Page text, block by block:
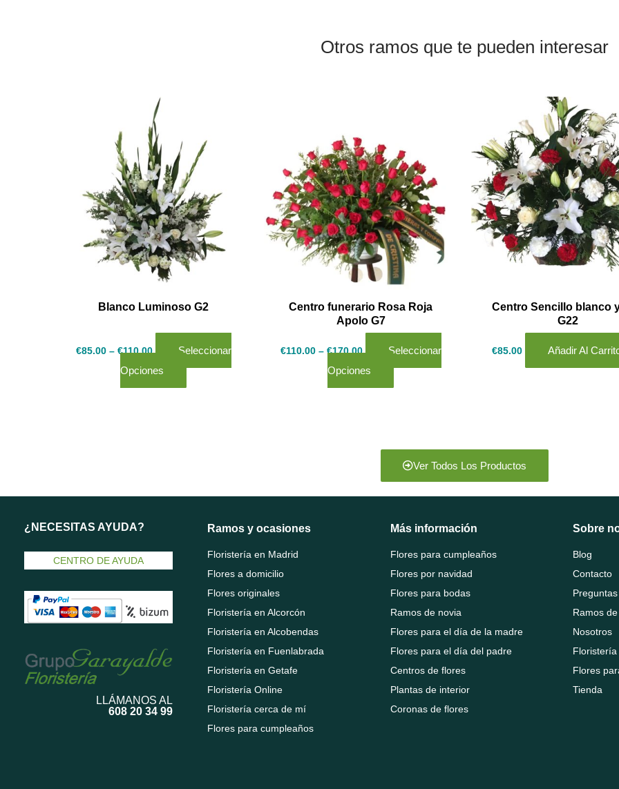
Otros ramos que te pueden interesar
Blanco Luminoso G2
€85.00– €110.00
Seleccionar
Opciones
tiene
múltiples
variantes.
Las
opciones
se
pueden
en
página
de
producto
Centro funerario Rosa Roja
Apolo G7
€110.00– €170.00
Seleccionar
Opciones
múltiples
variantes.
Las
opciones
se
pueden
elegir
en
página
de
producto
Centro Sencillo blanco
G22
€85.00 Añadir Al
Ver Todos Los Productos
¿NECESITAS AYUDA?
CENTRO DE AYUDA
LLÁMANOS AL
608 20 34 99
Ramos y ocasiones
Floristería en Madrid
Flores a domicilio
Flores originales
Floristería en Alcorcón
Floristería en Alcobendas
Floristería en Fuenlabrada
Floristería en Getafe
Floristería Online
Floristería cerca de mí
Flores para cumpleaños
Más información
Flores para cumpleaños
Flores por navidad
Flores para bodas
Ramos de novia
Flores para el día de la madre
Flores para el día del padre
Centros de flores
Plantas de interior
Coronas de flores
Sobre
Blog
Contacto
Ramos
Nosotros
Flores
Tienda